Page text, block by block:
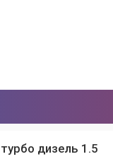
дизель 1.5